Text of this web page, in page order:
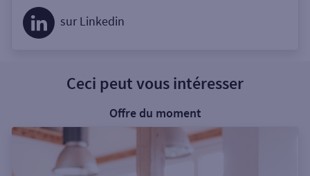
sur Linkedin
Ceci peut vous intéresser
Offre du moment